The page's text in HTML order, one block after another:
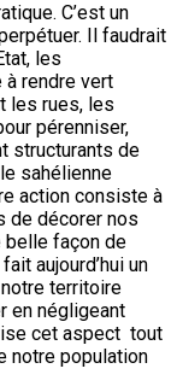
C’est un
Il faudrait
les
rendre vert
les rues, les
pérenniser,
structurants de
sahélienne
action consiste à
de décorer nos
belle façon de
aujourd’hui un
territoire
en négligeant
cet aspect tout
notre population